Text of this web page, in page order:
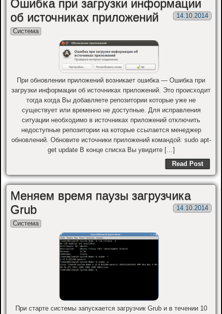
Ошибка при загрузки информации
об источниках приложений
14.10.2014
Система
При обновлении приложений возникает ошибка — Ошибка при
загрузки информации об источниках приложений. Это происходит
тогда когда Вы добавляете репозитории которые уже не
существует или временно не доступные. Для исправления
ситуации необходимо в источниках приложений отключить
недоступные репозитории на которые ссылается менеджер
обновлений. Обновите источники приложений командой: sudo apt-
get update В конце списка Вы увидите […]
Read Post
Меняем время паузы загрузчика
Grub
14.10.2014
Система
При старте системы запускается загрузчик Grub и в течении 10